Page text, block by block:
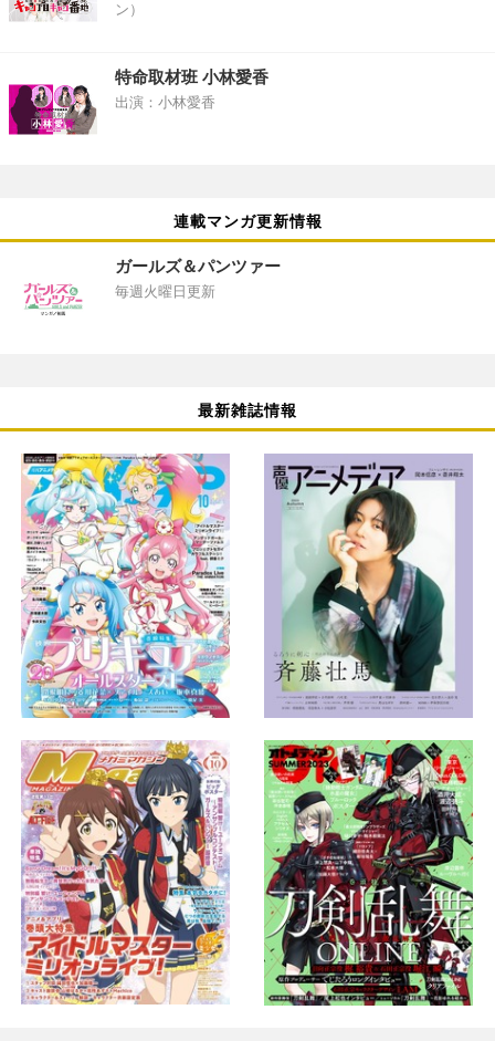
ン）
特命取材班 小林愛香
出演：小林愛香
連載マンガ更新情報
ガールズ＆パンツァー
毎週火曜日更新
最新雑誌情報